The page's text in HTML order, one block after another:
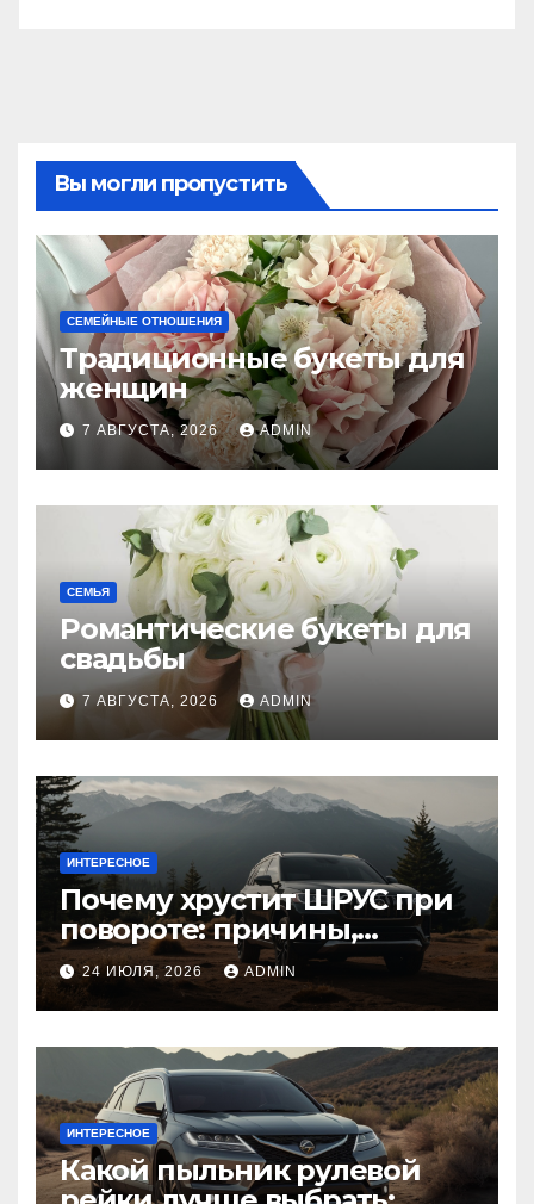
Вы могли пропустить
СЕМЕЙНЫЕ ОТНОШЕНИЯ
Традиционные букеты для
женщин
7 АВГУСТА, 2026 ADMIN
СЕМЬЯ
Романтические букеты для
свадьбы
7 АВГУСТА, 2026 ADMIN
ИНТЕРЕСНОЕ
Почему хрустит ШРУС при
повороте: причины,
диагностика
24 ИЮЛЯ, 2026 ADMIN
ИНТЕРЕСНОЕ
Какой пыльник рулевой